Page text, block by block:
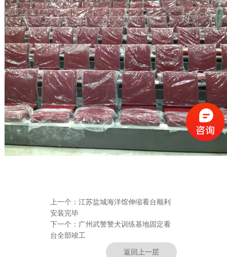
上一个： 江苏盐城海洋馆伸缩看台顺利
安装完毕
下一个： 广州武警警犬训练基地固定看
台全部竣工
返回上一层